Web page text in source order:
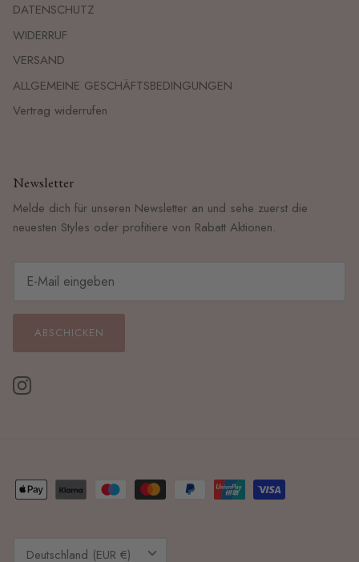
DATENSCHUTZ
WIDERRUF
VERSAND
ALLGEMEINE GESCHÄFTSBEDINGUNGEN
Vertrag widerrufen
Newsletter
Melde dich für unseren Newsletter an und sehe zuerst die
neuesten Styles oder profitiere von Rabatt Aktionen.
ABSCHICKEN
Währung
Deutschland (EUR €)